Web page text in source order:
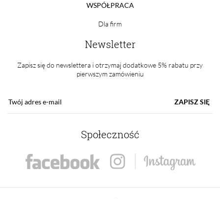
WSPÓŁPRACA
Dla firm
Newsletter
Zapisz się do newslettera i otrzymaj dodatkowe 5% rabatu przy
pierwszym zamówieniu
ZAPISZ SIĘ
Społeczność